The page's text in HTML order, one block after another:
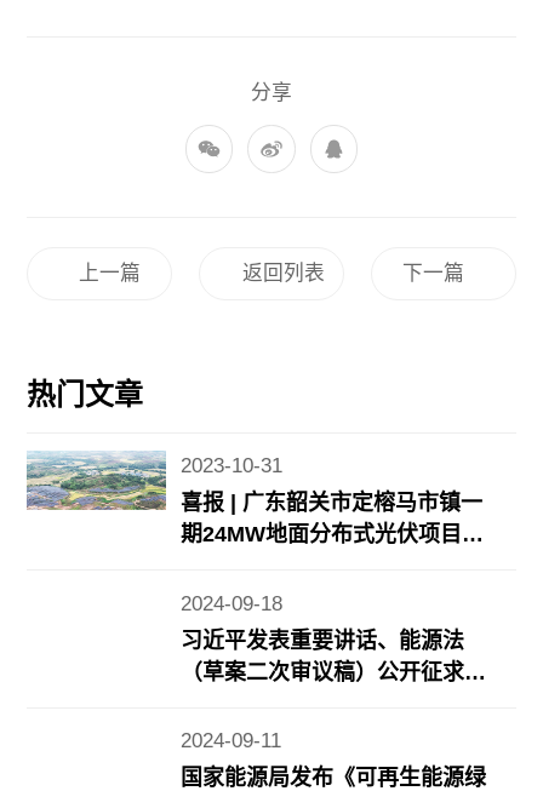
分享
上一篇 返回列表 下一篇
热门文章
2023-10-31
喜报 | 广东韶关市定榕马市镇一
期24MW地面分布式光伏项目顺
2024-09-18
习近平发表重要讲话、能源法
（草案二次审议稿）公开征求意
情况公布……
2024-09-11
国家能源局发布《可再生能源绿